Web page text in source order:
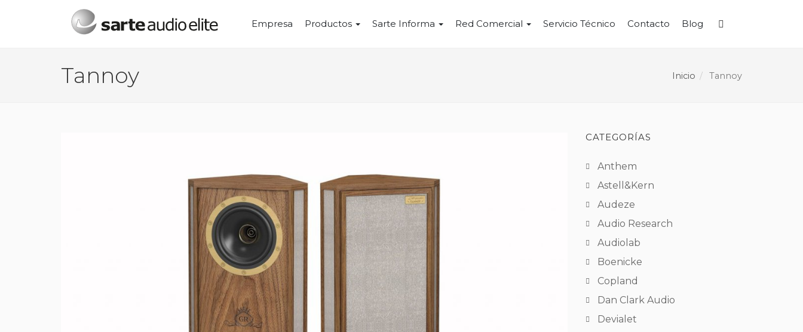
Menú principal
Empresa Productos Sarte Informa Red Comercial Servicio Técnico Contacto Blog
Tannoy Inicio Tannoy
CATEGORÍAS
Anthem
Astell&Kern
Audeze
Audio Research
Audiolab
Boenicke
Copland
Dan Clark Audio
Devialet